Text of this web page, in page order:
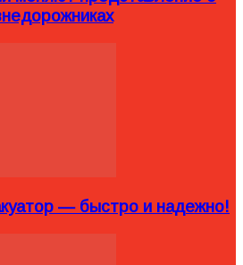
— быстро и надежно!